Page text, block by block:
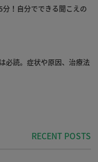
！自分でできる聞こえの
必読。症状や原因、治療法